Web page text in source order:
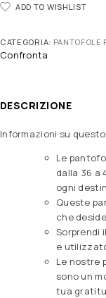
ADD TO WISHLIST
CATEGORIA: PANTOFOLE
Confronta
DESCRIZIONE
Informazioni su
Le
dalla 36 a
ogni
Queste
che
Sorprendi
e
Le nostre
sono un
tua